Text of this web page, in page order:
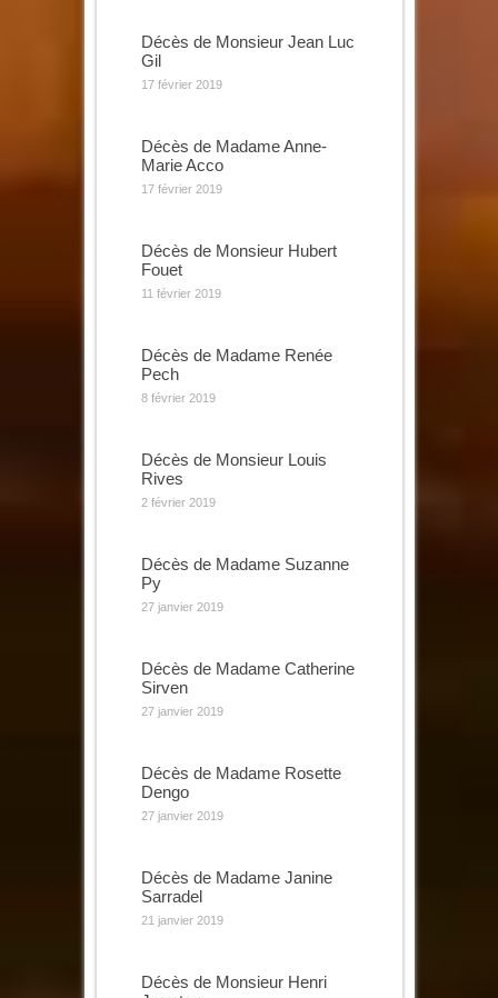
Décès de Monsieur Jean Luc
Gil
17 février 2019
Décès de Madame Anne-
Marie Acco
17 février 2019
Décès de Monsieur Hubert
Fouet
11 février 2019
Décès de Madame Renée
Pech
8 février 2019
Décès de Monsieur Louis
Rives
2 février 2019
Décès de Madame Suzanne
Py
27 janvier 2019
Décès de Madame Catherine
Sirven
27 janvier 2019
Décès de Madame Rosette
Dengo
27 janvier 2019
Décès de Madame Janine
Sarradel
21 janvier 2019
Décès de Monsieur Henri